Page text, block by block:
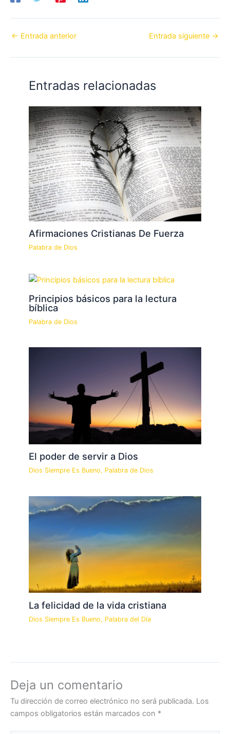
← Entrada anterior Entrada siguiente →
Entradas relacionadas
Afirmaciones Cristianas De Fuerza
Palabra de Dios
Principios básicos para la lectura
bíblica
Palabra de Dios
El poder de servir a Dios
Dios Siempre Es Bueno, Palabra de Dios
La felicidad de la vida cristiana
Dios Siempre Es Bueno, Palabra del Día
Deja un comentario
Tu dirección de correo electrónico no será publicada. Los
campos obligatorios están marcados con *